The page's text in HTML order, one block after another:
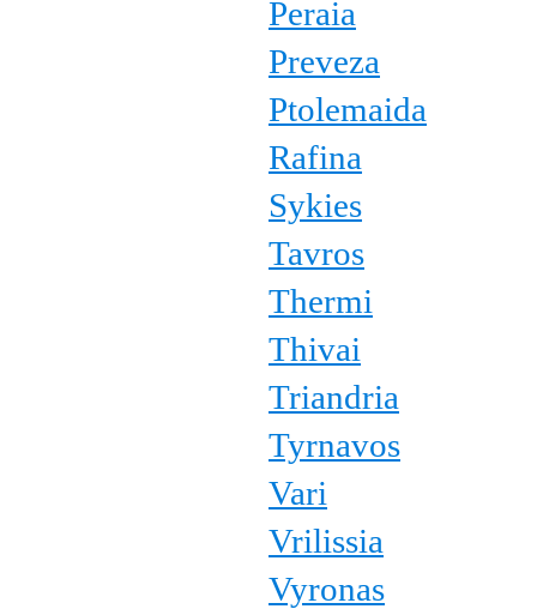
Peraia
Preveza
Ptolemaida
Rafina
Sykies
Tavros
Thermi
Thivai
Triandria
Tyrnavos
Vari
Vrilissia
Vyronas